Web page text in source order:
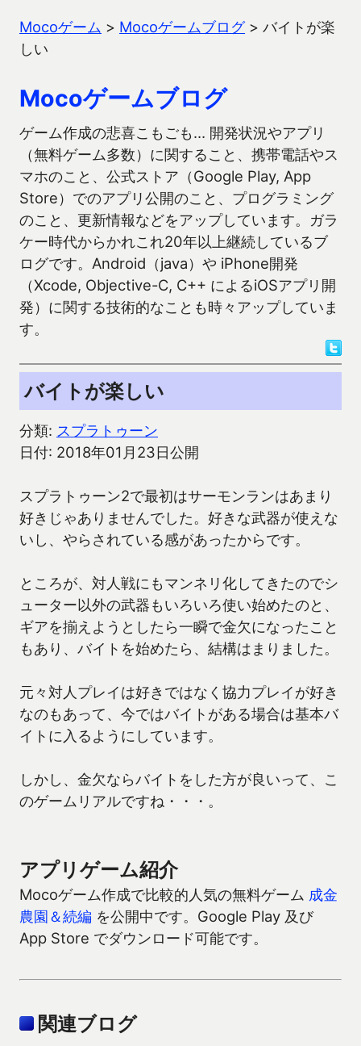
Mocoゲーム > Mocoゲームブログ> バイトが楽
しい
Mocoゲームブログ
ゲーム作成の悲喜こもごも… 開発状況やアプリ
（無料ゲーム多数）に関すること、携帯電話やス
マホのこと、公式ストア（Google Play, App
Store）でのアプリ公開のこと、プログラミング
のこと、更新情報などをアップしています。ガラ
ケー時代からかれこれ20年以上継続しているブ
ログです。Android（java）や iPhone開発
（Xcode, Objective-C, C++ によるiOSアプリ開
発）に関する技術的なことも時々アップしていま
す。
バイトが楽しい
分類: スプラトゥーン
日付: 2018年01月23日公開
スプラトゥーン2で最初はサーモンランはあまり
好きじゃありませんでした。好きな武器が使えな
いし、やらされている感があったからです。
ところが、対人戦にもマンネリ化してきたのでシ
ューター以外の武器もいろいろ使い始めたのと、
ギアを揃えようとしたら一瞬で金欠になったこと
もあり、バイトを始めたら、結構はまりました。
元々対人プレイは好きではなく協力プレイが好き
なのもあって、今ではバイトがある場合は基本バ
イトに入るようにしています。
しかし、金欠ならバイトをした方が良いって、こ
のゲームリアルですね・・・。
アプリゲーム紹介
Mocoゲーム作成で比較的人気の無料ゲーム 成金
農園＆続編 を公開中です。Google Play 及び
App Store でダウンロード可能です。
関連ブログ